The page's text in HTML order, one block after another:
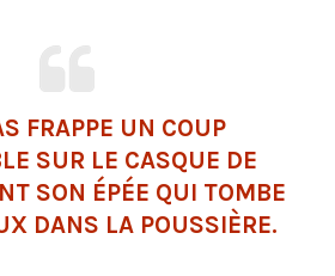
FRAPPE UN COUP
SUR LE CASQUE DE
SON ÉPÉE QUI TOMBE
DANS LA POUSSIÈRE.